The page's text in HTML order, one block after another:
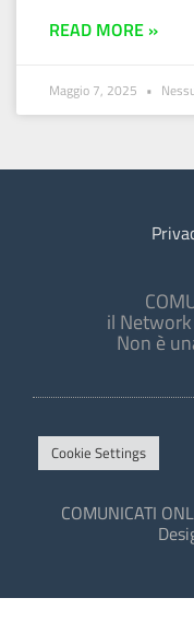
READ MORE »
Maggio 7, 2025
il
Non è
Cookie Settings
COMUNICATI